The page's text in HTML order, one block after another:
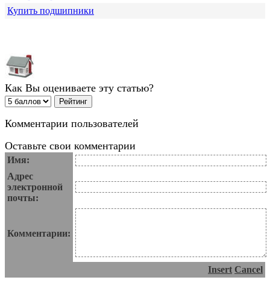
Купить подшипники
Как Вы оцениваете эту статью?
Комментарии пользователей
Оставьте свои комментарии
Имя:
Адрес
электронной
почты:
Комментарии:
Insert Cancel